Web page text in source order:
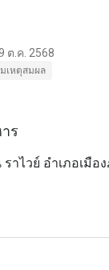
ต.ค. 2568
เหตุสมผล
ร
าไวย์ อำเภอเมือ